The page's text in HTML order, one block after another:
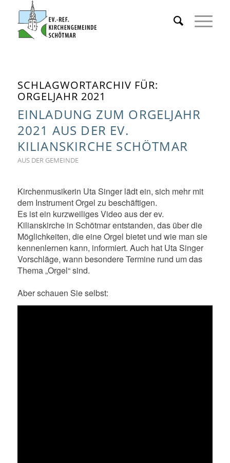
SCHLAGWORTARCHIV FÜR:
ORGELJAHR 2021
EINLADUNG ZUM ORGELJAHR
2021 AUS DER EV.
KILIANSKIRCHE SCHÖTMAR
AUS DER GEMEINDE
Kirchenmusikerin Uta Singer lädt ein, sich mehr mit
dem Instrument Orgel zu beschäftigen.
Es ist ein kurzweiliges Video aus der ev.
Kilianskirche in Schötmar entstanden, das über die
Möglichkeiten, die eine Orgel bietet und wie man sie
kennenlernen kann, informiert. Auch hat Uta Singer
Vorschläge, wann besondere Termine rund um das
Thema „Orgel“ sind.
Aber schauen Sie selbst: